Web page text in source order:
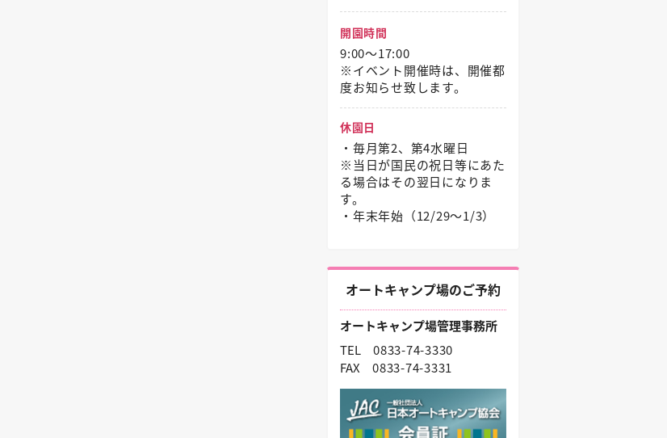
開園時間
9:00～17:00
※イベント開催時は、開催都
度お知らせ致します。
休園日
・毎月第2、第4水曜日
※当日が国民の祝日等にあた
る場合はその翌日になりま
す。
・年末年始（12/29〜1/3）
オートキャンプ場のご予約
オートキャンプ場管理事務所
TEL 0833-74-3330
FAX 0833-74-3331